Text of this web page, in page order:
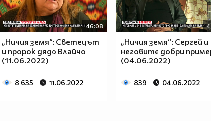
46:08
„Ничия земя“: Светецът
и пророк дядо Влайчо
(11.06.2022)
8 635 11.06.2022
„Ничия земя“: Сергей и
неговите добри
(04.06.2022)
839 04.06.2022